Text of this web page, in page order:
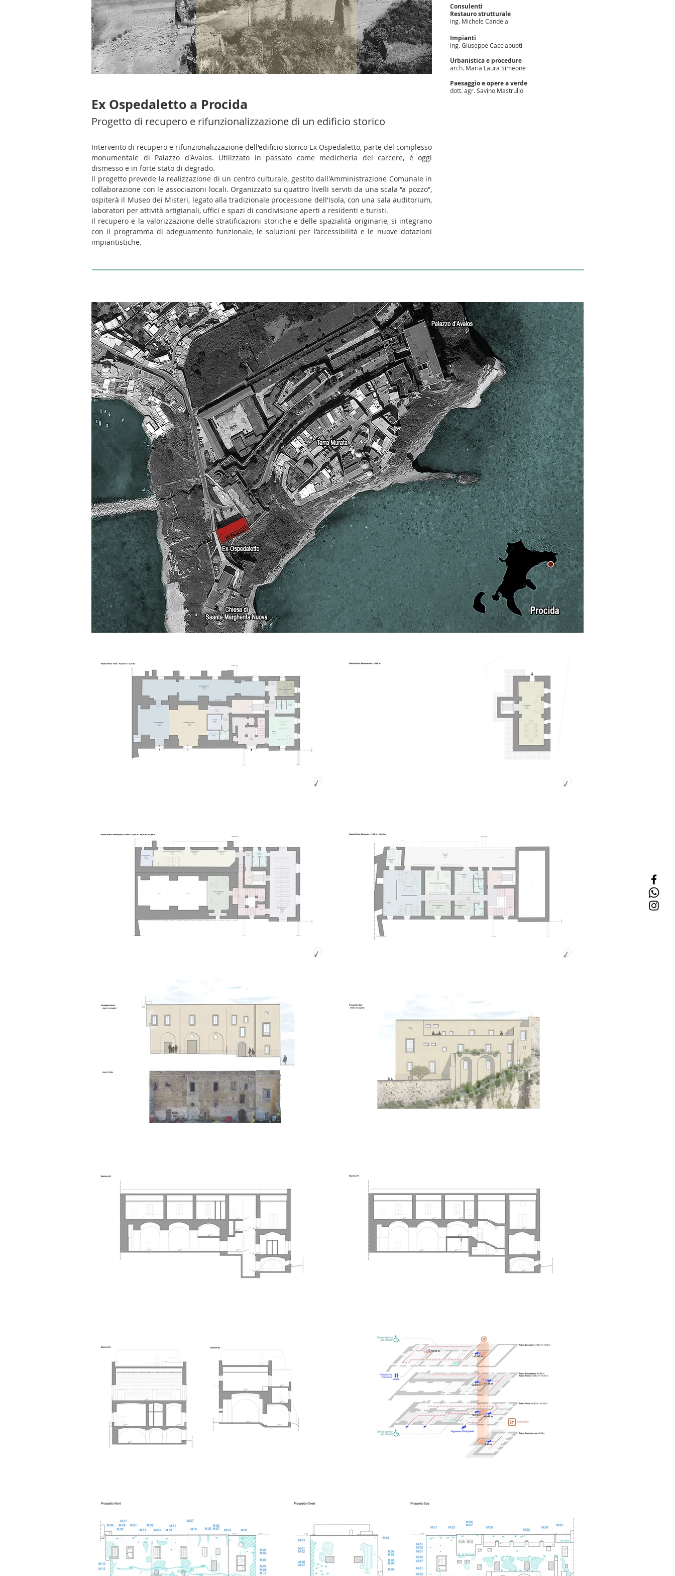
Consulenti
Restauro strutturale
ing. Michele Candela
Impianti
ing. Giuseppe Cacciapuoti
Urbanistica e procedure
arch. Maria Laura Simeone
Paesaggio e opere a verde
dott. agr. Savino Mastrullo
Ex Ospedaletto a Procida
Progetto di recupero e rifunzionalizzazione di un edificio storico
Intervento di recupero e rifunzionalizzazione dell'edificio storico Ex Ospedaletto, parte del complesso
monumentale di Palazzo d'Avalos. Utilizzato in passato come medicheria del carcere, è oggi
dismesso e in forte stato di degrado.
Il progetto prevede la realizzazione di un centro culturale, gestito dall'Amministrazione Comunale in
collaborazione con le associazioni locali. Organizzato su quattro livelli serviti da una scala “a pozzo”,
ospiterà il Museo dei Misteri, legato alla tradizionale processione dell'Isola, con una sala auditorium,
laboratori per attività artigianali, uffici e spazi di condivisione aperti a residenti e turisti.
Il recupero e la valorizzazione delle stratificazioni storiche e delle spazialità originarie, si integrano
con il programma di adeguamento funzionale, le soluzioni per l’accessibilità e le nuove dotazioni
impiantistiche.